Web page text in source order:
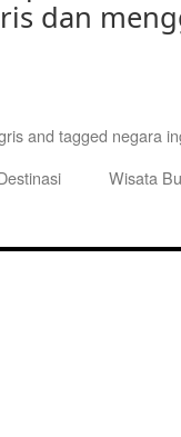
dan
and tagged negara
Wisata